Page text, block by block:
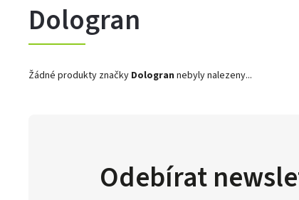
Dologran
Žádné produkty značky Dologran nebyly nalezeny...
Odebírat